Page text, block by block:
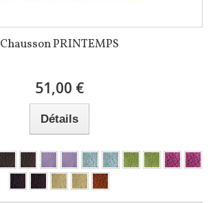
Chausson PRINTEMPS
51,00 €
Détails